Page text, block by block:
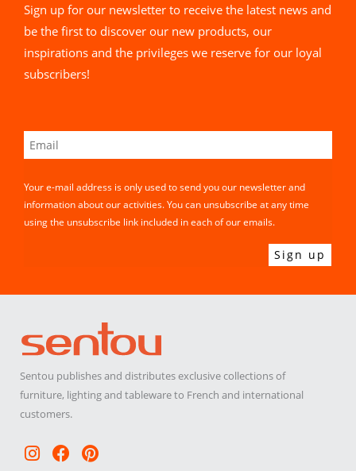
Sign up for our newsletter to receive the latest news and
be the first to discover our new products, our
inspirations and the privileges we reserve for our loyal
subscribers!
Your e-mail address is only used to send you our newsletter and
information about our activities. You can unsubscribe at any time
using the unsubscribe link included in each of our emails.
Sentou publishes and distributes exclusive collections of
furniture, lighting and tableware to French and international
customers.
Instagram
Facebook
Pinterest